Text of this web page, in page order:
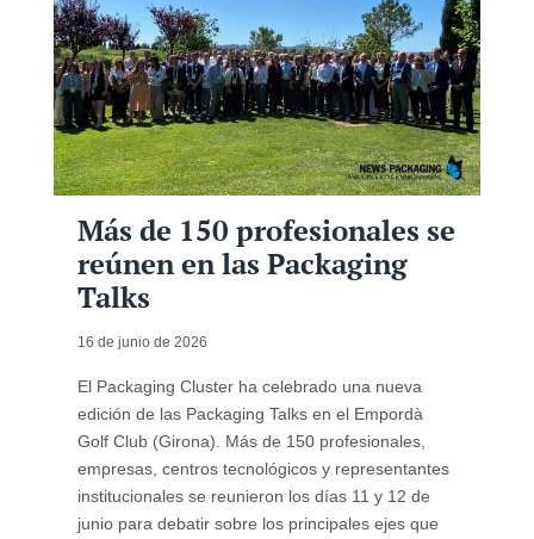
Más de 150 profesionales se
reúnen en las Packaging
Talks
16 de junio de 2026
El Packaging Cluster ha celebrado una nueva
edición de las Packaging Talks en el Empordà
Golf Club (Girona). Más de 150 profesionales,
empresas, centros tecnológicos y representantes
institucionales se reunieron los días 11 y 12 de
junio para debatir sobre los principales ejes que